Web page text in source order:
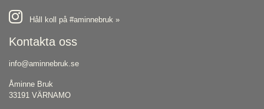
Håll koll på #aminnebruk »
Kontakta oss
info@aminnebruk.se
Åminne Bruk
33191 VÄRNAMO